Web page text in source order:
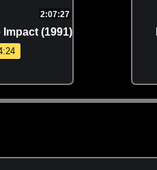
2:07:27
(1991)